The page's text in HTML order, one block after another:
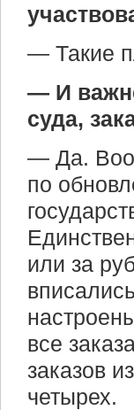
— Такие
— И
суда,
— Да.
по
или за
все
заказов
четырех.